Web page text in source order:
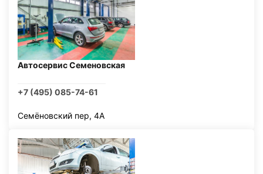
Автосервис Семеновская
+7 (495) 085-74-61
Семёновский пер, 4А